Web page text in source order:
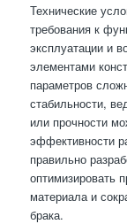
Технические
требования к
эксплуатации и
элементами
параметров
стабильности,
или прочности
эффективности
правильно
оптимизировать
материала и
брака.